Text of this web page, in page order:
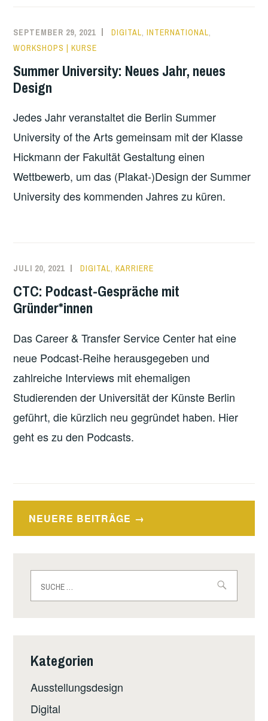
SEPTEMBER 29, 2021 DIGITAL,INTERNATIONAL,
WORKSHOPS | KURSE
Summer University: Neues Jahr, neues
Design
Jedes Jahr veranstaltet die Berlin Summer
University of the Arts gemeinsam mit der Klasse
Hickmann der Fakultät Gestaltung einen
Wettbewerb, um das (Plakat-)Design der Summer
University des kommenden Jahres zu küren.
JULI 20, 2021 DIGITAL,KARRIERE
CTC: Podcast-Gespräche mit
Gründer*innen
Das Career & Transfer Service Center hat eine
neue Podcast-Reihe herausgegeben und
zahlreiche Interviews mit ehemaligen
Studierenden der Universität der Künste Berlin
geführt, die kürzlich neu gegründet haben. Hier
geht es zu den Podcasts.
Beitragsnavigation
NEUERE BEITRÄGE
nach:
Kategorien
Ausstellungsdesign
Digital